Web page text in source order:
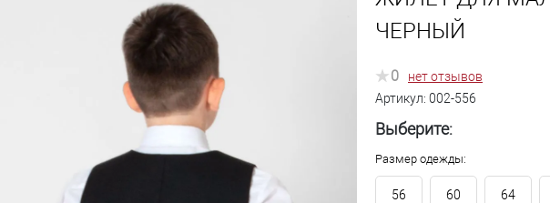
ЧЕРНЫЙ
0
нет отзывов
Артикул: 002-556
Выберите:
Размер одежды:
56 60 64